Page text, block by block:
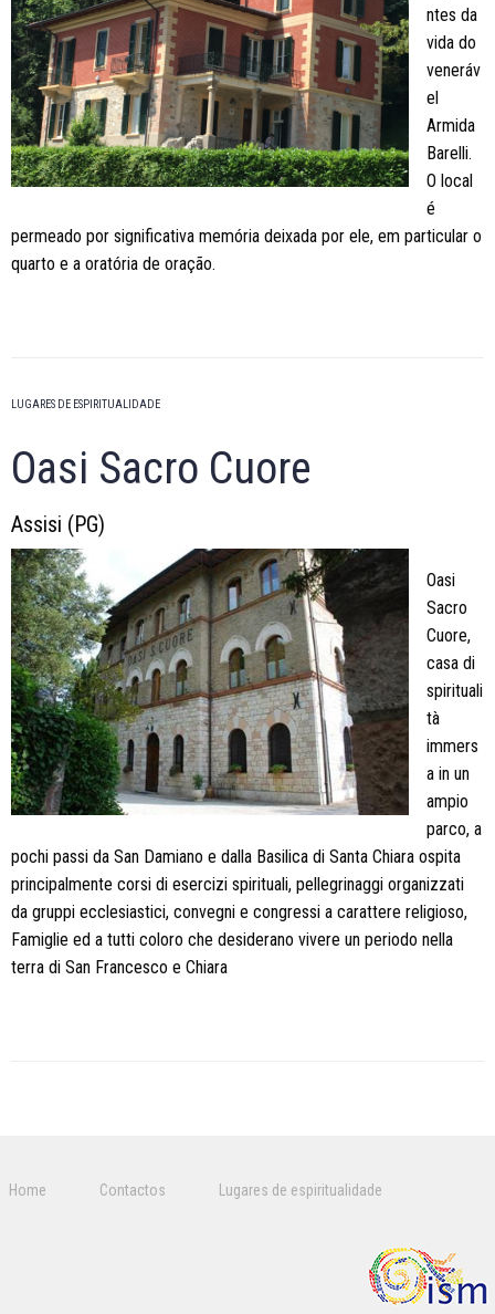
ntes da
vida do
veneráv
el
Armida
Barelli.
O local
é
permeado por significativa memória deixada por ele, em particular o
quarto e a oratória de oração.
LUGARES DE ESPIRITUALIDADE
Oasi Sacro Cuore
Assisi (PG)
Oasi
Sacro
Cuore,
casa di
spirituali
tà
immers
a in un
ampio
parco, a
pochi passi da San Damiano e dalla Basilica di Santa Chiara ospita
principalmente corsi di esercizi spirituali, pellegrinaggi organizzati
da gruppi ecclesiastici, convegni e congressi a carattere religioso,
Famiglie ed a tutti coloro che desiderano vivere un periodo nella
terra di San Francesco e Chiara
t
Home Contactos Lugares de espiritualidade